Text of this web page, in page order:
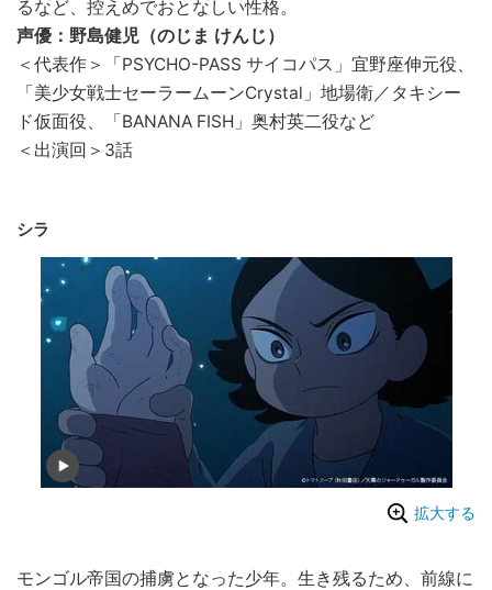
るなど、控えめでおとなしい性格。
声優：野島健児（のじま けんじ）
＜代表作＞「PSYCHO-PASS サイコパス」宜野座伸元役、
「美少女戦士セーラームーンCrystal」地場衛／タキシー
ド仮面役、「BANANA FISH」奥村英二役など
＜出演回＞3話
シラ
拡大する
モンゴル帝国の捕虜となった少年。生き残るため、前線に